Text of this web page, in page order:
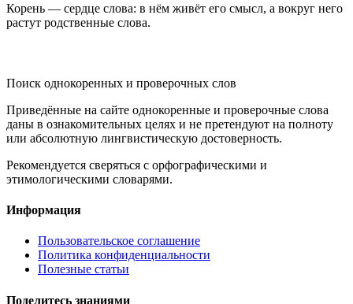
Корень — сердце слова: в нём живёт его смысл, а вокруг него
растут родственные слова.
Поиск однокоренных и проверочных слов
Приведённые на сайте однокоренные и проверочные слова
даны в ознакомительных целях и не претендуют на полноту
или абсолютную лингвистическую достоверность.
Рекомендуется сверяться с орфографическими и
этимологическими словарями.
Информация
Пользовательское соглашение
Политика конфиденциальности
Полезные статьи
Поделитесь знаниями